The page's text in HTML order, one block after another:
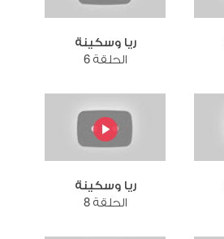
ريا وسكينة
الحلقة 6
ريا وسكينة
الحلقة 8